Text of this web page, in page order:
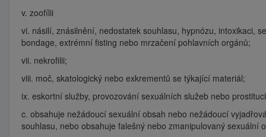
v. zoofílii
vi. násilí, znásilnění, nedostatek souhlasu, hypnózu, intoxikaci,
bondage, extrémní fisting nebo mrzačení pohlavních orgánů;
vii. nekrofilii;
viii. moč, skatologický nebo exkrementů se týkající materiál;
ix. eskortní služby, provozování sexuálních služeb nebo
c. obsahuje nežádoucí sexuální obsah nebo nežádoucí
souhlasu, nebo obsahuje falešný nebo zmanipulovaný sexuální